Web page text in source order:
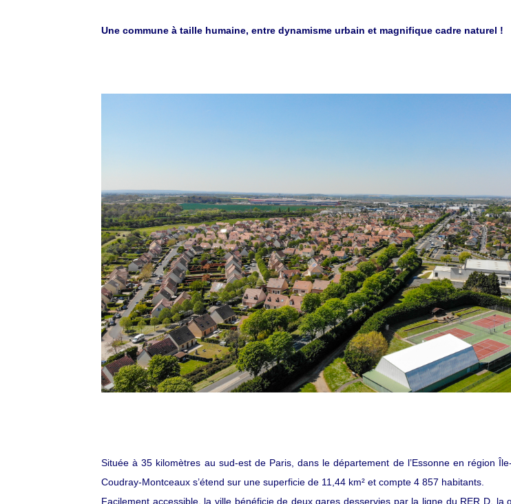
Une commune à taille humaine, entre dynamisme urbain et magnifique cadre naturel !
Située à 35 kilomètres au sud-est de Paris, dans le département de l’Essonne en région
Coudray-Montceaux s’étend sur une superficie de 11,44 km² et compte 4 857 habitants.
Facilement accessible, la ville bénéficie de deux gares desservies par la ligne du RER D, la